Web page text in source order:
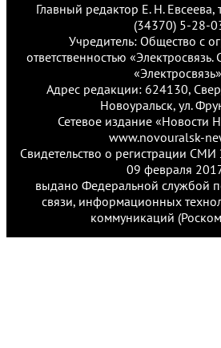
Главный редактор Е. Н.
(34370) 5-28-
Учредитель: Общество с
ответственностью
Адрес редакции: 624130,
Новоуральск, ул.
Сетевое издание «Новости
www.novouralsk-
Свидетельство о регистрации
09 февраля
выдано Федеральной службой
связи, информационных
коммуникаций